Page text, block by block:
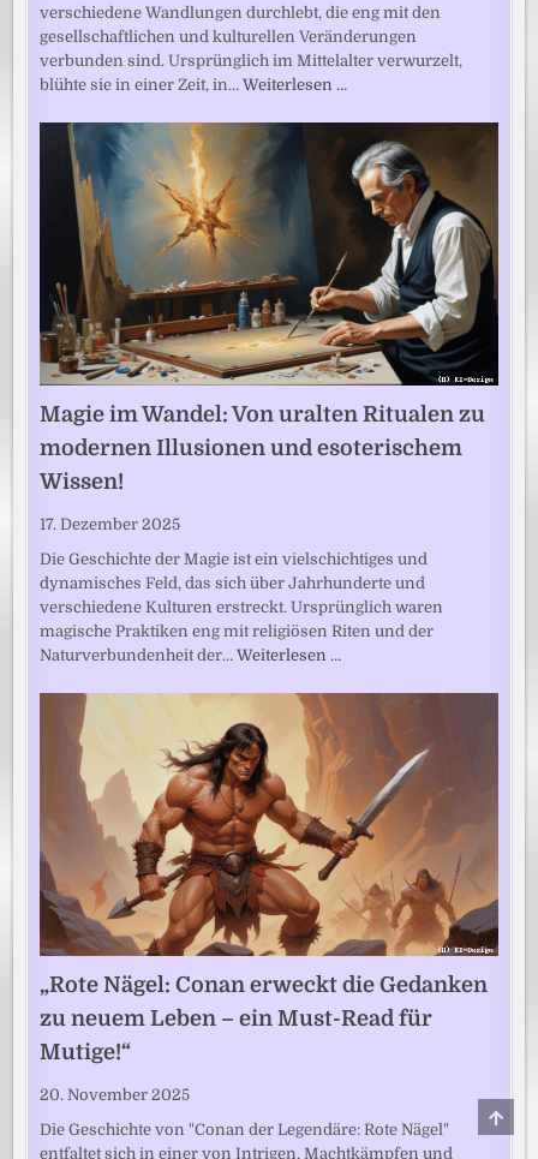
verschiedene Wandlungen durchlebt, die eng mit den
gesellschaftlichen und kulturellen Veränderungen
verbunden sind. Ursprünglich im Mittelalter verwurzelt,
blühte sie in einer Zeit, in…Weiterlesen …
Magie im Wandel: Von uralten Ritualen zu
modernen Illusionen und esoterischem
Wissen!
17. Dezember 2025
Die Geschichte der Magie ist ein vielschichtiges und
dynamisches Feld, das sich über Jahrhunderte und
verschiedene Kulturen erstreckt. Ursprünglich waren
magische Praktiken eng mit religiösen Riten und der
Naturverbundenheit der…Weiterlesen …
„Rote Nägel: Conan erweckt die Gedanken
zu neuem Leben – ein Must-Read für
Mutige!“
20. November 2025
Die Geschichte von "Conan der Legendäre: Rote Nägel"
entfaltet sich in einer von Intrigen, Machtkämpfen und
TO